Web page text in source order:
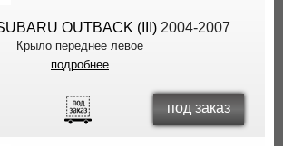
OUTBACK (III)2004-2007
Крыло переднее левое
подробнее
под заказ